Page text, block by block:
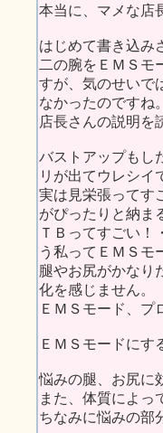
本当に、マメな店
はじめて書き込み
二の腕をＥＭＳモ
すが、気のせいで
なかったのですね。
店長さんの説明を
バストアップもし
リが出てウレシイ
実は見栄張ってす
がぴったりと納ま
ＴＢってすごい！
う私ってＥＭＳモ
腿やお尻がかなり
化を感じません。
ＥＭＳモード、プ
ＥＭＳモードにす
悩みの腿、お尻に
また、体質によっ
ちなみに悩みの部